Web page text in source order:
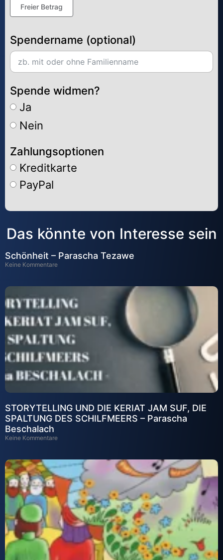
Freier Betrag
Spendername (optional)
Spende widmen?
Ja
Nein
Zahlungsoptionen
Kreditkarte
PayPal
Alternative:
Das könnte von Interesse sein
Schönheit – Parascha Tezawe
Keine Kommentare
STORYTELLING UND DIE KERIAT JAM SUF, DIE
SPALTUNG DES SCHILFMEERS – Parascha
Beschalach
Keine Kommentare